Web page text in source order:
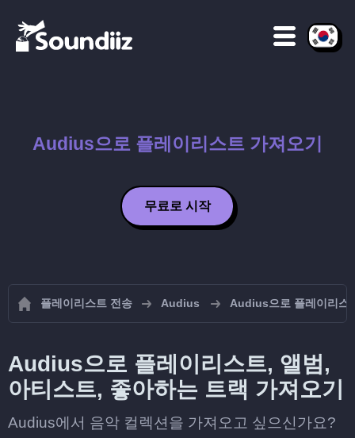
Audius으로 플레이리스트 가져오기
무료로 시작
플레이리스트 전송 Audius Audius으로 플레이리스
Audius으로 플레이리스트, 앨범,
아티스트, 좋아하는 트랙 가져오기
Audius에서 음악 컬렉션을 가져오고 싶으신가요?